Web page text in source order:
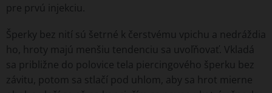
pre prvú injekciu.
Šperky bez nití sú šetrné k čerstvému vpichu a nedráždia
ho, hroty majú menšiu tendenciu sa uvoľňovať. Vkladá
sa približne do polovice tela piercingového šperku bez
závitu, potom sa stlačí pod uhlom, aby sa hrot mierne